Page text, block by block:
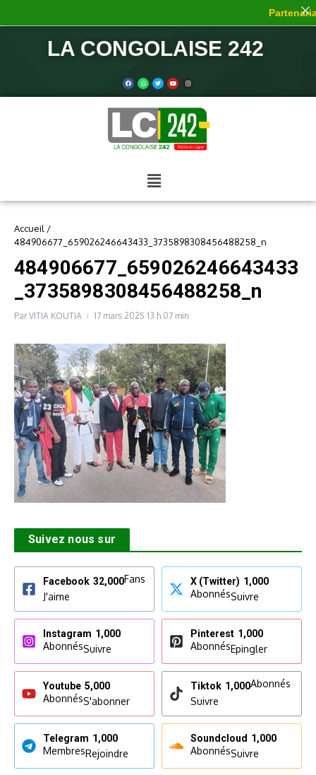
LA CONGOLAISE 242
Accueil /
484906677_659026246643433_3735898308456488258_n
484906677_659026246643433
_3735898308456488258_n
ParVITIA KOUTIA 17 mars 2025 13 h 07 min
Suivez nous sur
Facebook 32,000Fans
J'aime
X (Twitter) 1,000
AbonnésSuivre
Instagram 1,000
AbonnésSuivre
Pinterest 1,000
AbonnésEpingler
Youtube 5,000
AbonnésS'abonner
Tiktok 1,000Abonnés
Suivre
Telegram 1,000
MembresRejoindre
Soundcloud 1,000
AbonnésSuivre